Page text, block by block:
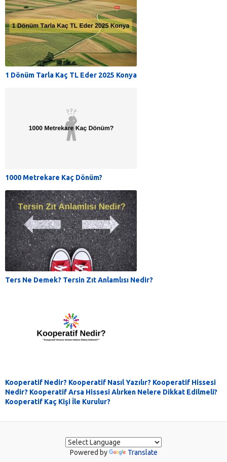
1 Dönüm Tarla Kaç TL Eder 2025 Konya
1000 Metrekare Kaç Dönüm?
Ters Ne Demek? Tersin Zıt Anlamlısı Nedir?
Kooperatif Nedir? Kooperatif Nasıl Yazılır? Kooperatif Hissesi
Nedir? Kooperatif Arsa Hissesi Alırken Nelere Dikkat Edilmeli?
Kooperatif Kaç Kişi İle Kurulur?
Powered by Translate